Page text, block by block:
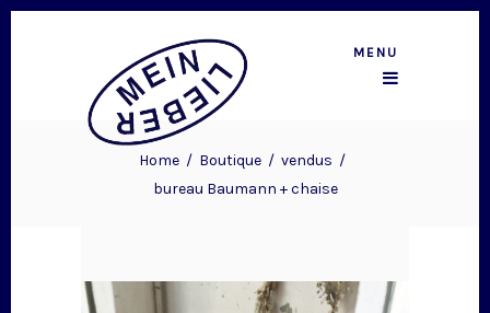
MENU
Home/ Boutique/ vendus /
bureau Baumann + chaise